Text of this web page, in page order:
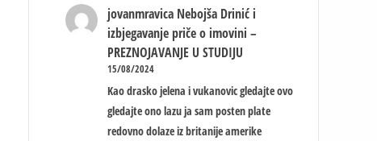
jovanmravica Nebojša Drinić i
izbjegavanje priče o imovini –
PREZNOJAVANJE U STUDIJU
15/08/2024
Kao drasko jelena i vukanovic gledajte ovo
gledajte ono lazu ja sam posten plate
redovno dolaze iz britanije amerike